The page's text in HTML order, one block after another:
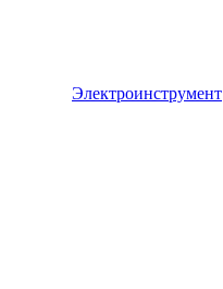
Электроинструмент